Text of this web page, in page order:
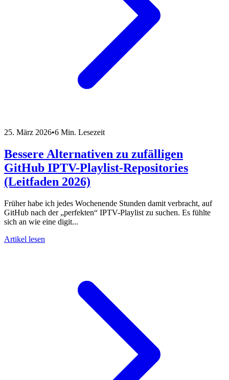
25. März 2026•6 Min. Lesezeit
Bessere Alternativen zu zufälligen
GitHub IPTV-Playlist-Repositories
(Leitfaden 2026)
Früher habe ich jedes Wochenende Stunden damit verbracht, auf
GitHub nach der „perfekten“ IPTV-Playlist zu suchen. Es fühlte
sich an wie eine digit...
Artikel lesen